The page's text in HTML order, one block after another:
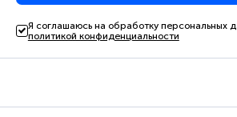
Я соглашаюсь на обработку персональных
политикой конфиденциальности